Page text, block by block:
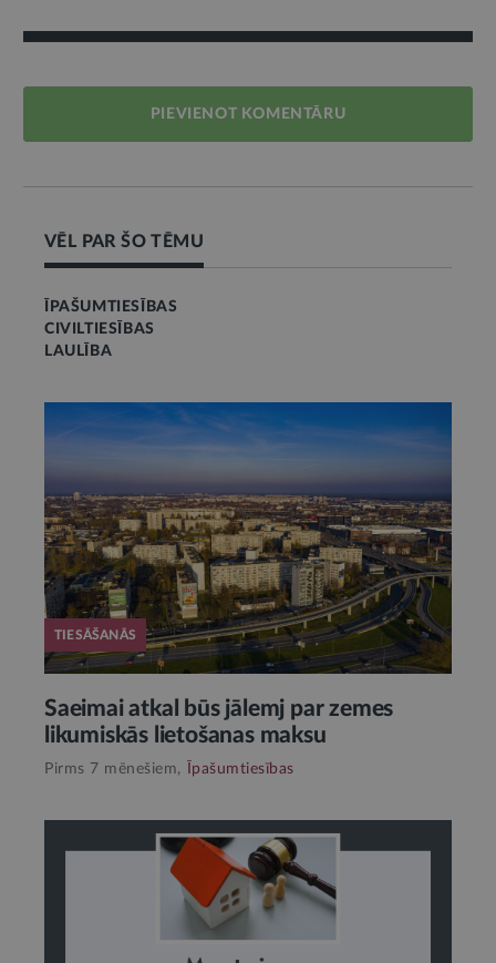
PIEVIENOT KOMENTĀRU
VĒL PAR ŠO TĒMU
ĪPAŠUMTIESĪBAS
CIVILTIESĪBAS
LAULĪBA
TIESĀŠANĀS
Saeimai atkal būs jālemj par zemes
likumiskās lietošanas maksu
Pirms 7 mēnešiem, Īpašumtiesības